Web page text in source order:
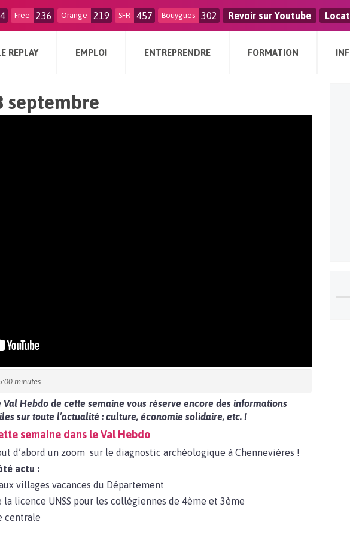
Free 236 Orange 219 SFR 457 Bouygues 302 Revoir sur Youtube
REPLAY EMPLOI ENTREPRENDRE FORMATION
septembre
minutes
Val Hebdo de cette semaine vous réserve encore des informations
sur toute l’actualité : culture, économie solidaire, etc. !
semaine dans le Val Hebdo
d’abord un zoom sur le diagnostic archéologique à Chennevières !
actu :
villages vacances du Département
licence UNSS pour les collégiennes de 4ème et 3ème
centrale